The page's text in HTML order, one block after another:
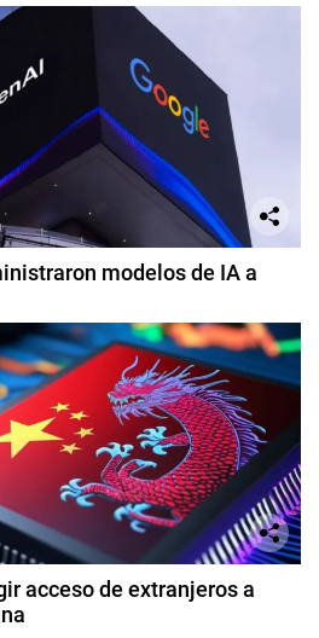
modelos de IA a
acceso de extranjeros a